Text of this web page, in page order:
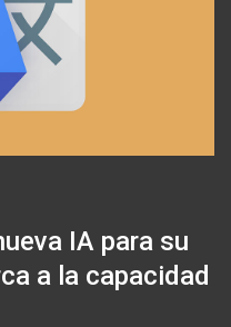
IA para su
a la capacidad